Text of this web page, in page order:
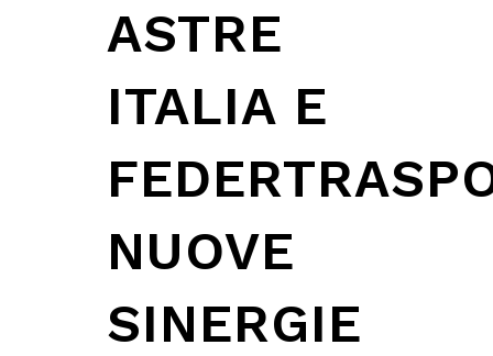
ASTRE
ITALIA E
NUOVE
SINERGIE